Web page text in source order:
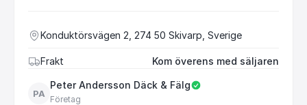
Konduktörsvägen 2, 274 50 Skivarp, Sverige
Frakt Kom överens med säljaren
PA
Peter Andersson Däck & Fälg
Företag